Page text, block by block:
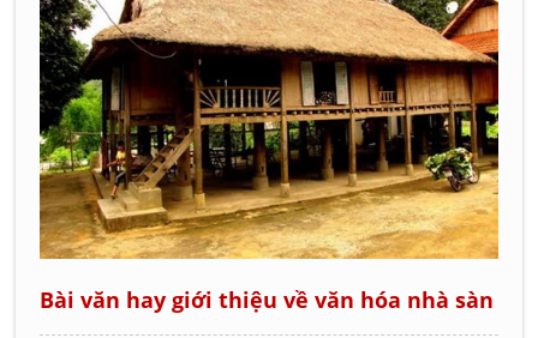
Bài văn hay giới thiệu về văn hóa nhà sàn